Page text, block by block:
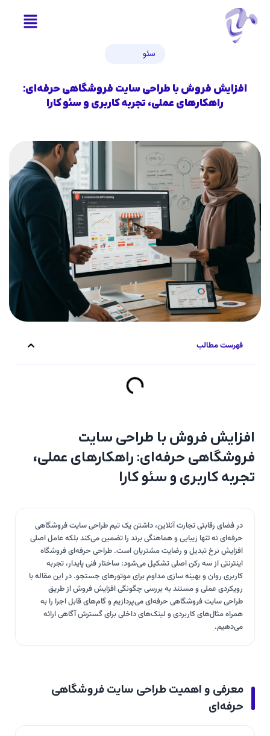
سئو
افزایش فروش با طراحی سایت فروشگاهی حرفه‌ای:
راهکارهای عملی، تجربه کاربری و سئو کارا
افزایش فروش با طراحی سایت
فروشگاهی حرفه‌ای: راهکارهای عملی،
تجربه کاربری و سئو کارا
در فضای رقابتی تجارت آنلاین، داشتن یک تیم طراحی سایت فروشگاهی
حرفه‌ای نه تنها زیبایی و هماهنگی برند را تضمین می‌کند بلکه عامل اصلی
افزایش نرخ تبدیل و رضایت مشتریان است. طراحی حرفه‌ای فروشگاه
اینترنتی از سه رکن اصلی تشکیل می‌شود: ساختار فنی پایدار، تجربه
کاربری روان و بهینه سازی مداوم برای موتورهای جستجو. در این مقاله با
رویکردی عملی و مستند به بررسی چگونگی افزایش فروش از طریق
طراحی سایت فروشگاهی حرفه‌ای می‌پردازیم و گام‌های قابل اجرا را به
همراه مثال‌های کاربردی و لینک‌های داخلی برای گسترش آگاهی ارائه
می‌دهیم.
معرفی و اهمیت طراحی سایت فروشگاهی
حرفه‌ای
فهرست مطالب